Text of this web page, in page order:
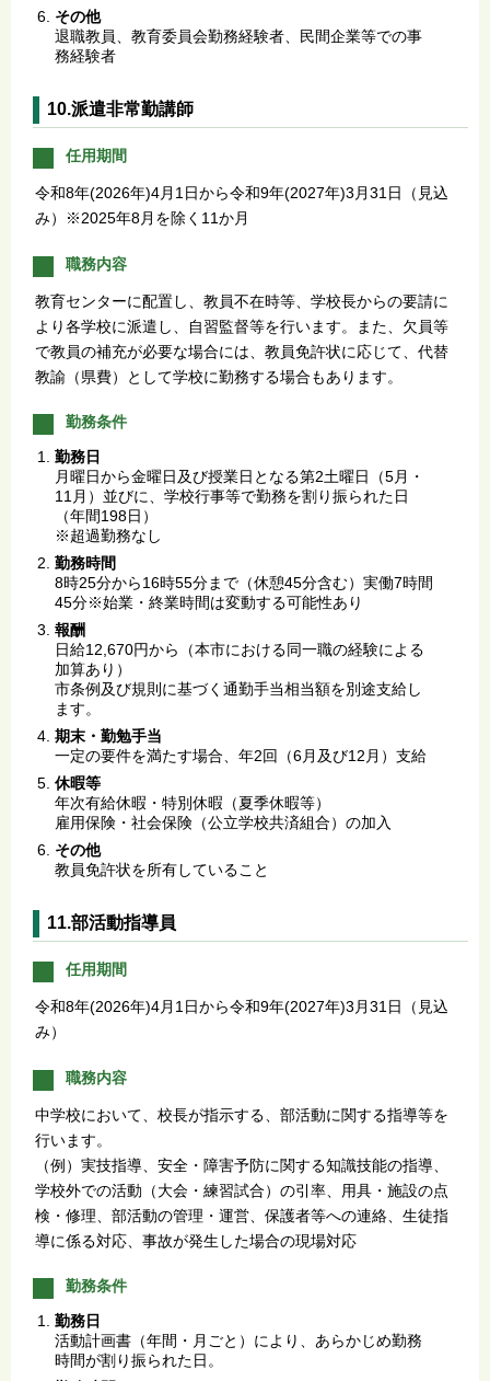
その他
退職教員、教育委員会勤務経験者、民間企業等での事
務経験者
10.派遣非常勤講師
任用期間
令和8年(2026年)4月1日から令和9年(2027年)3月31日（見込
み）※2025年8月を除く11か月
職務内容
教育センターに配置し、教員不在時等、学校長からの要請に
より各学校に派遣し、自習監督等を行います。また、欠員等
で教員の補充が必要な場合には、教員免許状に応じて、代替
教諭（県費）として学校に勤務する場合もあります。
勤務条件
勤務日
月曜日から金曜日及び授業日となる第2土曜日（5月・
11月）並びに、学校行事等で勤務を割り振られた日
（年間198日）
※超過勤務なし
勤務時間
8時25分から16時55分まで（休憩45分含む）実働7時間
45分※始業・終業時間は変動する可能性あり
報酬
日給12,670円から（本市における同一職の経験による
加算あり）
市条例及び規則に基づく通勤手当相当額を別途支給し
ます。
期末・勤勉手当
一定の要件を満たす場合、年2回（6月及び12月）支給
休暇等
年次有給休暇・特別休暇（夏季休暇等）
雇用保険・社会保険（公立学校共済組合）の加入
その他
教員免許状を所有していること
11.部活動指導員
任用期間
令和8年(2026年)4月1日から令和9年(2027年)3月31日（見込
み）
職務内容
中学校において、校長が指示する、部活動に関する指導等を
行います。
（例）実技指導、安全・障害予防に関する知識技能の指導、
学校外での活動（大会・練習試合）の引率、用具・施設の点
検・修理、部活動の管理・運営、保護者等への連絡、生徒指
導に係る対応、事故が発生した場合の現場対応
勤務条件
勤務日
活動計画書（年間・月ごと）により、あらかじめ勤務
時間が割り振られた日。